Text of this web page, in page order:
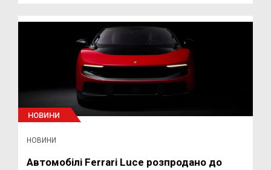
НОВИНИ
НОВИНИ
Автомобілі Ferrari Luce розпродано до